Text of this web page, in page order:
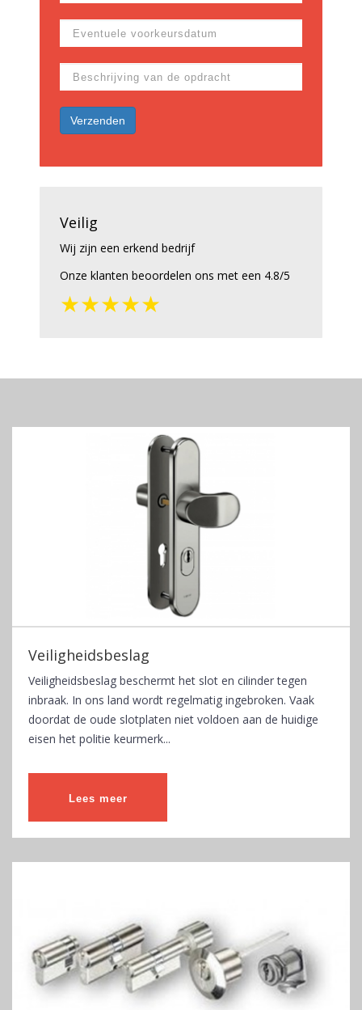
Veilig
Wij zijn een erkend bedrijf
Onze klanten beoordelen ons met een 4.8/5
★★★★★
Veiligheidsbeslag
Veiligheidsbeslag beschermt het slot en cilinder tegen
inbraak. In ons land wordt regelmatig ingebroken. Vaak
doordat de oude slotplaten niet voldoen aan de huidige
eisen het politie keurmerk...
Lees meer